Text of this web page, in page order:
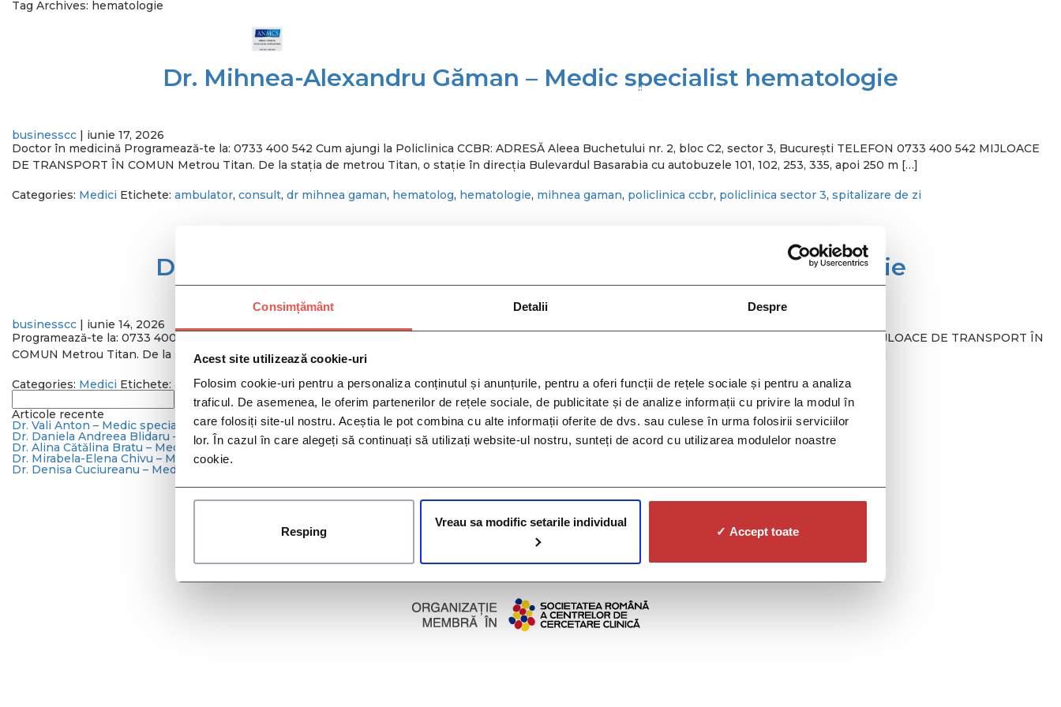
Consimțământ Detalii Despre
Acest site utilizează cookie-uri
Folosim cookie-uri pentru a personaliza conținutul și anunțurile, pentru a oferi funcții de rețele sociale și pentru a analiza
traficul. De asemenea, le oferim partenerilor de rețele sociale, de publicitate și de analize informații cu privire la modul în
care folosiți site-ul nostru. Aceștia le pot combina cu alte informații oferite de dvs. sau culese în urma folosirii serviciilor
lor. În cazul în care alegeți să continuați să utilizați website-ul nostru, sunteți de acord cu utilizarea modulelor noastre
cookie.
Resping
Vreau sa modific setarile individual
✓ Accept toate
SERVICII BENEFICII MEDICI CONTACT CARIERE Participa la un Studiu Clinic
Tag Archives: hematologie
Dr. Mihnea-Alexandru Găman – Medic specialist hematologie
businesscc | iunie 17, 2026
Doctor în medicină Programează-te la: 0733 400 542 Cum ajungi la Policlinica CCBR: ADRESĂ Aleea Buchetului nr. 2, bloc C2, sector 3, București TELEFON 0733 400 542 MIJLOACE
DE TRANSPORT ÎN COMUN Metrou Titan. De la stația de metrou Titan, o stație în direcția Bulevardul Basarabia cu autobuzele 101, 102, 253, 335, apoi 250 m […]
Categories: Medici Etichete: ambulator, consult, dr mihnea gaman, hematolog, hematologie, mihnea gaman, policlinica ccbr, policlinica sector 3, spitalizare de zi
Dr. Steliana Parlapan Stambole – Medic specialist hematologie
businesscc | iunie 14, 2026
Programează-te la: 0733 400 542 Cum ajungi la Policlinica CCBR: ADRESĂ Aleea Buchetului nr. 2, bloc C2, sector 3, București TELEFON 0733 400 542 MIJLOACE DE TRANSPORT ÎN
COMUN Metrou Titan. De la stația de metrou Titan, o stație în direcția Bulevardul Basarabia cu autobuzele 101, 102, 253, 335, apoi 250 m pe jos. Metrou […]
Categories: Medici Etichete: ambulator, consult,doctor,hematolog,hematologie ,medic,oncologie,policlinica ccbr,policlinica sector 3,spitalizare de zi
Caută
după:
Articole recente
Dr. Vali Anton – Medic specialist dermato-venerologie
Dr. Daniela Andreea Blidaru – Medic specialist boli infecțioase
Dr. Alina Cătălina Bratu – Medic primar oncologie medicală
Dr. Mirabela-Elena Chivu – Medic specialist medicină de familie
Dr. Denisa Cuciureanu – Medic specialist medicină internă
Drepturile pacienților